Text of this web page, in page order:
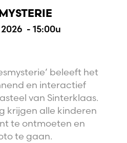
- 15:00u
beleeft het
en interactief
van Sinterklaas.
krijgen alle kinderen
te ontmoeten en
te gaan.